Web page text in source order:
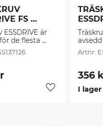
FS
6.0 (100
ESSDRIVE är
de flesta
i spånskivor,
beslag, plugg
Lägg till i
CS/
st/
trä,
356
I lager